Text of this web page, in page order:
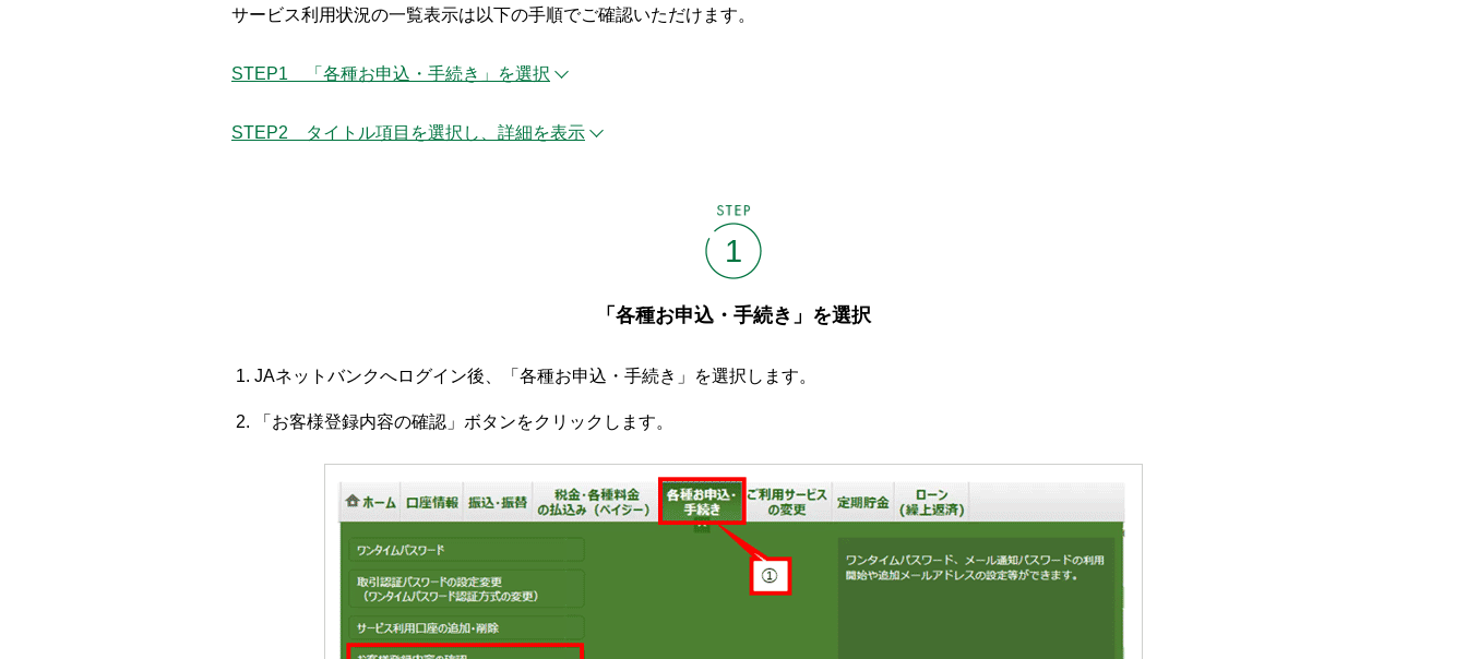
サービス利用状況の一覧表示は以下の手順でご確認いただけます。
STEP1 「各種お申込・手続き」を選択
STEP2 タイトル項目を選択し、詳細を表示
1
「各種お申込・手続き」を選択
JAネットバンクへログイン後、「各種お申込・手続き」を選択します。
「お客様登録内容の確認」ボタンをクリックします。